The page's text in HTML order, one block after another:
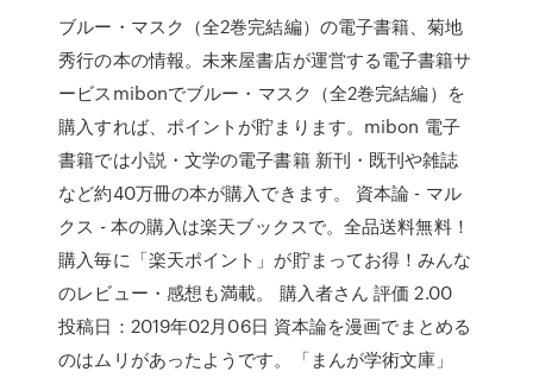
ブルー・マスク（全2巻完結編）の電子書籍、菊地
秀行の本の情報。未来屋書店が運営する電子書籍サ
ービスmibonでブルー・マスク（全2巻完結編）を
購入すれば、ポイントが貯まります。mibon 電子
書籍では小説・文学の電子書籍 新刊・既刊や雑誌
など約40万冊の本が購入できます。 資本論 - マル
クス - 本の購入は楽天ブックスで。全品送料無料！
購入毎に「楽天ポイント」が貯まってお得！みんな
のレビュー・感想も満載。 購入者さん 評価 2.00
投稿日：2019年02月06日 資本論を漫画でまとめる
のはムリがあったようです。「まんが学術文庫」